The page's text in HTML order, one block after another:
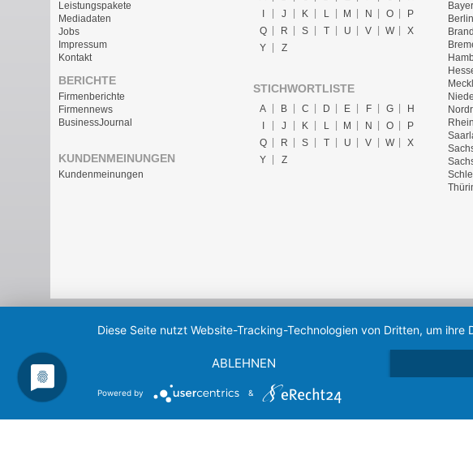
Leistungspakete
Mediadaten
Jobs
Impressum
Kontakt
BERICHTE
Firmenberichte
Firmennews
BusinessJournal
KUNDENMEINUNGEN
Kundenmeinungen
I
J K L M N O
P
Q
R S T U V W
X
Y
Z
STICHWORTLISTE
A B C D E F G
H
J K L M N O
P
Q
R S T U V W
X
Y
Z
Berlin
Diese Seite nutzt Website-Tracking-Technologien von Dritten, um
ABLEHNEN
Powered by &